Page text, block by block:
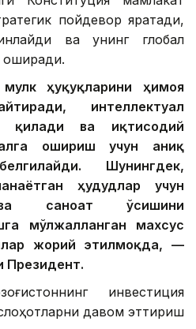
пойдевор яратади,
ва унинг глобал
оширади.
ҳуқуқларини ҳимоя
интеллектуал
қилади ва иқтисодий
ошириш учун аниқ
Шунингдек,
ҳудудлар учун
саноат ўсишини
мўлжалланган махсус
жорий этилмоқда, —
Президент.
инвестиция
давом эттириш